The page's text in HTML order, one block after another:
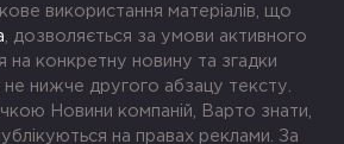
використання матеріалів, що
, дозволяється за умови активного
на конкретну новину та згадки
нижче другого абзацу тексту.
Новини компаній, Варто знати,
на правах реклами. За